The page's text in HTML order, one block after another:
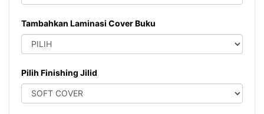
Tambahkan Laminasi Cover Buku
Pilih Finishing Jilid